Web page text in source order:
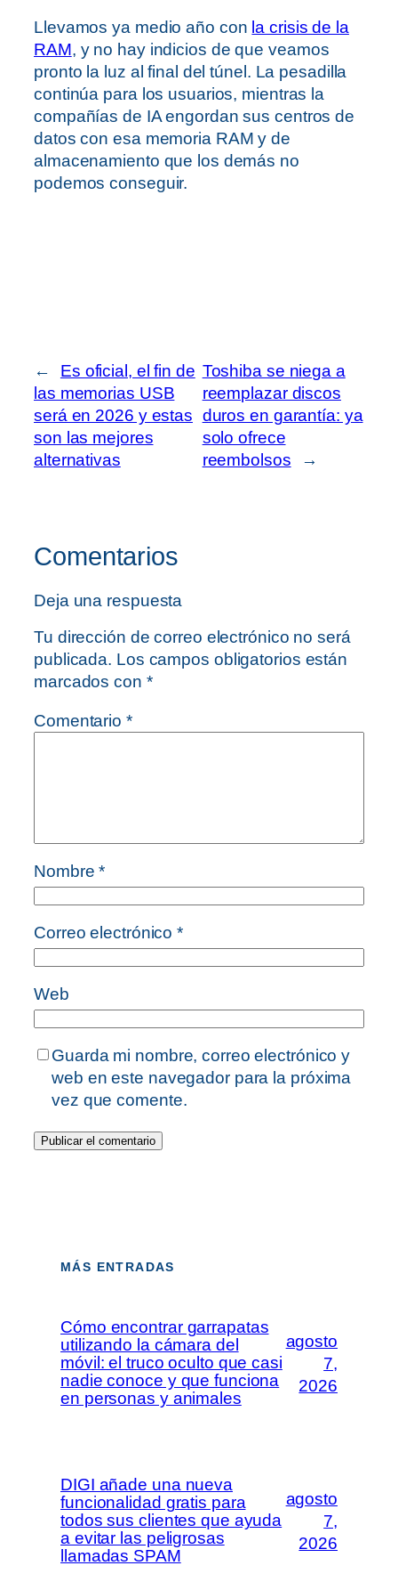
Llevamos ya medio año con la crisis de la
RAM, y no hay indicios de que veamos
pronto la luz al final del túnel. La pesadilla
continúa para los usuarios, mientras la
compañías de IA engordan sus centros de
datos con esa memoria RAM y de
almacenamiento que los demás no
podemos conseguir.
←
Es oficial, el fin de
las memorias USB
será en 2026 y estas
son las mejores
alternativas
Toshiba se niega a
reemplazar discos
duros en garantía: ya
solo ofrece
reembolsos
→
Comentarios
Deja una respuesta
Tu dirección de correo electrónico no será
publicada. Los campos obligatorios están
marcados con *
Comentario *
Nombre*
Correo electrónico*
Web
Guarda mi nombre, correo electrónico y
web en este navegador para la próxima
vez que comente.
MÁS ENTRADAS
Cómo encontrar garrapatas
utilizando la cámara del
móvil: el truco oculto que casi
nadie conoce y que funciona
en personas y animales
agosto
7,
2026
DIGI añade una nueva
funcionalidad gratis para
todos sus clientes que ayuda
a evitar las peligrosas
llamadas SPAM
agosto
7,
2026